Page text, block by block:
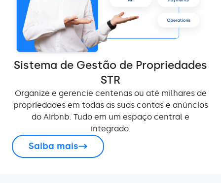
Sistema de Gestão de Propriedades
STR
Organize e gerencie centenas ou até milhares de
propriedades em todas as suas contas e anúncios
do Airbnb. Tudo em um espaço central e
integrado.
Saiba mais